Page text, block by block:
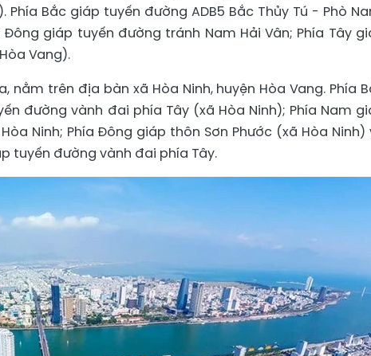
Phía Bắc giáp tuyến đường ADB5 Bắc Thủy Tú - Phò
giáp tuyến đường tránh Nam Hải Vân; Phía Tây
Vang).
nằm trên địa bàn xã Hòa Ninh, huyện Hòa Vang. Phía
đường vành đai phía Tây (xã Hòa Ninh); Phía Nam
Ninh; Phía Đông giáp thôn Sơn Phước (xã Hòa Ninh)
tuyến đường vành đai phía Tây.